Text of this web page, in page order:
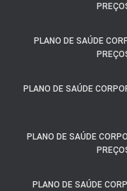
PLANO DE SAÚDE
PLANO DE SAÚDE
PLANO DE SAÚDE
PLANO DE SAÚDE